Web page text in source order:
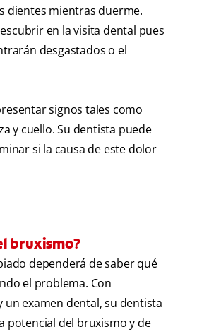
dientes mientras duerme.
en la visita dental pues
desgastados o el
signos tales como
y cuello. Su dentista puede
si la causa de este dolor
bruxismo?
dependerá de saber qué
el problema. Con
un examen dental, su dentista
potencial del bruxismo y de